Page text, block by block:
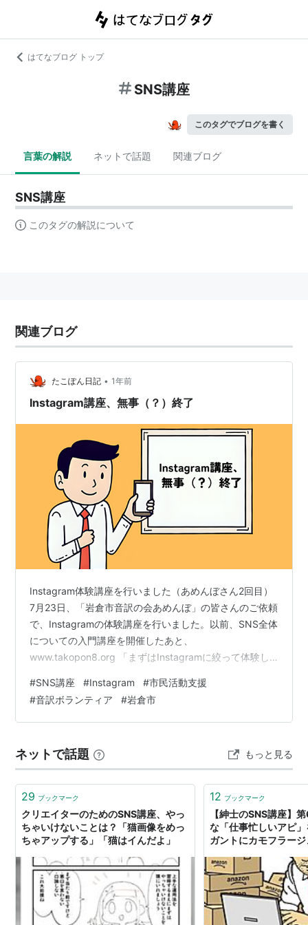
はてなブログ トップ
SNS講座
このタグでブログを書く
言葉の解説 ネットで話題 関連ブログ
SNS講座
このタグの解説について
関連ブログ
たこぽん日記 • 1年前
Instagram講座、無事（？）終了
Instagram体験講座を行いました（あめんぼさん2回目）
7月23日、「岩倉市音訳の会あめんぼ」の皆さんのご依頼
で、Instagramの体験講座を行いました。以前、SNS全体
についての入門講座を開催したあと、
www.takopon8.org 「まずはInstagramに絞って体験し
報発信したい」 という流れになり、今回はその第一歩で
す。 講座の内容と当日の様子 今回は、参加者の半分くら
いの方がアカウントをお持ちでないので、アカウントを
スマホ対応のプロジェクターが他の部屋で使用中で、残
っ…
#SNS講座 #Instagram #市民活動支援
#音訳ボランティア #岩倉市
ネットで話題 もっと見る
29 ブックマーク
クリエイターのためのSNS講座、やっ
ちゃいけないことは？「猫画像をめっ
ちゃアップする」「猫はイんだよ」
12 ブックマーク
【紳士のSNS講座】
な「仕事忙しいアピ
ガントにカモフラー